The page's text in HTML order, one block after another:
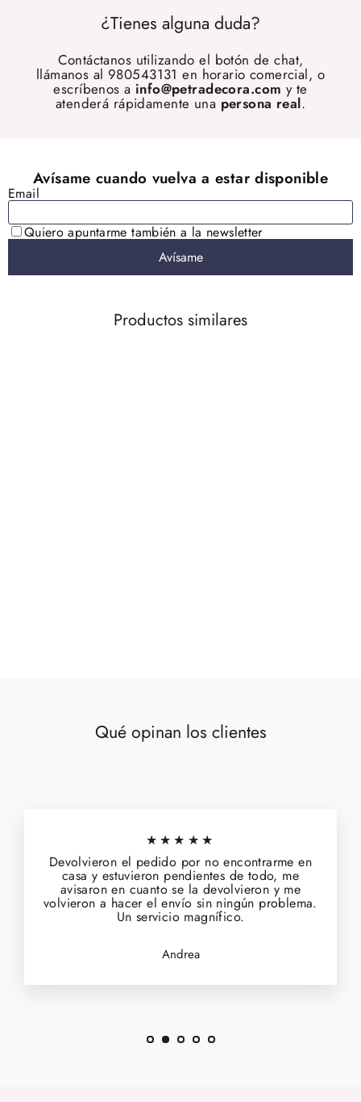
¿Tienes alguna duda?
Contáctanos utilizando el botón de chat,
llámanos al 980543131 en horario comercial, o
escríbenos a info@petradecora.com y te
atenderá rápidamente una persona real.
Productos similares
Qué opinan los clientes
★★★★★
Devolvieron el pedido por no encontrarme en
casa y estuvieron pendientes de todo, me
avisaron en cuanto se la devolvieron y me
volvieron a hacer el envío sin ningún problema.
Un servicio magnífico.
Andrea